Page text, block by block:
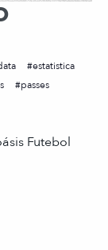
estatistica
passes
Futebol